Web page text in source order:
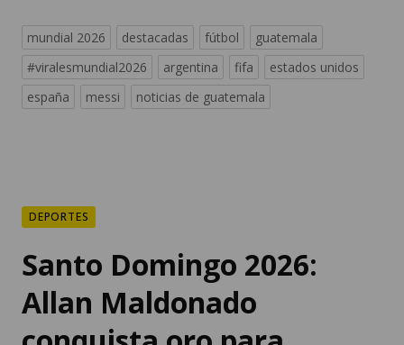
mundial 2026 destacadas fútbol
guatemala
#viralesmundial2026
argentina fifa
estados unidos
españa
messi noticias de guatemala
DEPORTES
Santo Domingo 2026:
Allan Maldonado